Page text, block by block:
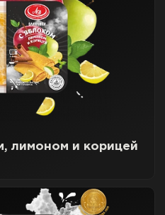
лимоном и корицей